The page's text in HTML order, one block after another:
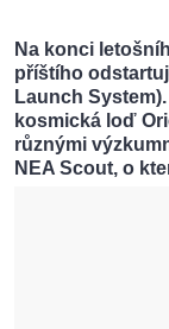
Na konci
příštího
Launch
kosmická loď
různými
NEA Scout, o